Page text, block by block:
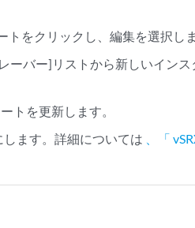
トをクリックし、編集を選択しま
ーバー]リストから新しいイン
トを更新します。
ます。詳細については
、「